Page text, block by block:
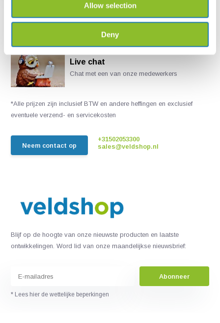
Allow selection
Deny
Live chat
Chat met een van onze medewerkers
*Alle prijzen zijn inclusief BTW en andere heffingen en exclusief
eventuele verzend- en servicekosten
Neem contact op
+31502053300
sales@veldshop.nl
Blijf op de hoogte van onze nieuwste producten en laatste
ontwikkelingen. Word lid van onze maandelijkse nieuwsbrief:
Abonneer
* Lees hier de wettelijke beperkingen